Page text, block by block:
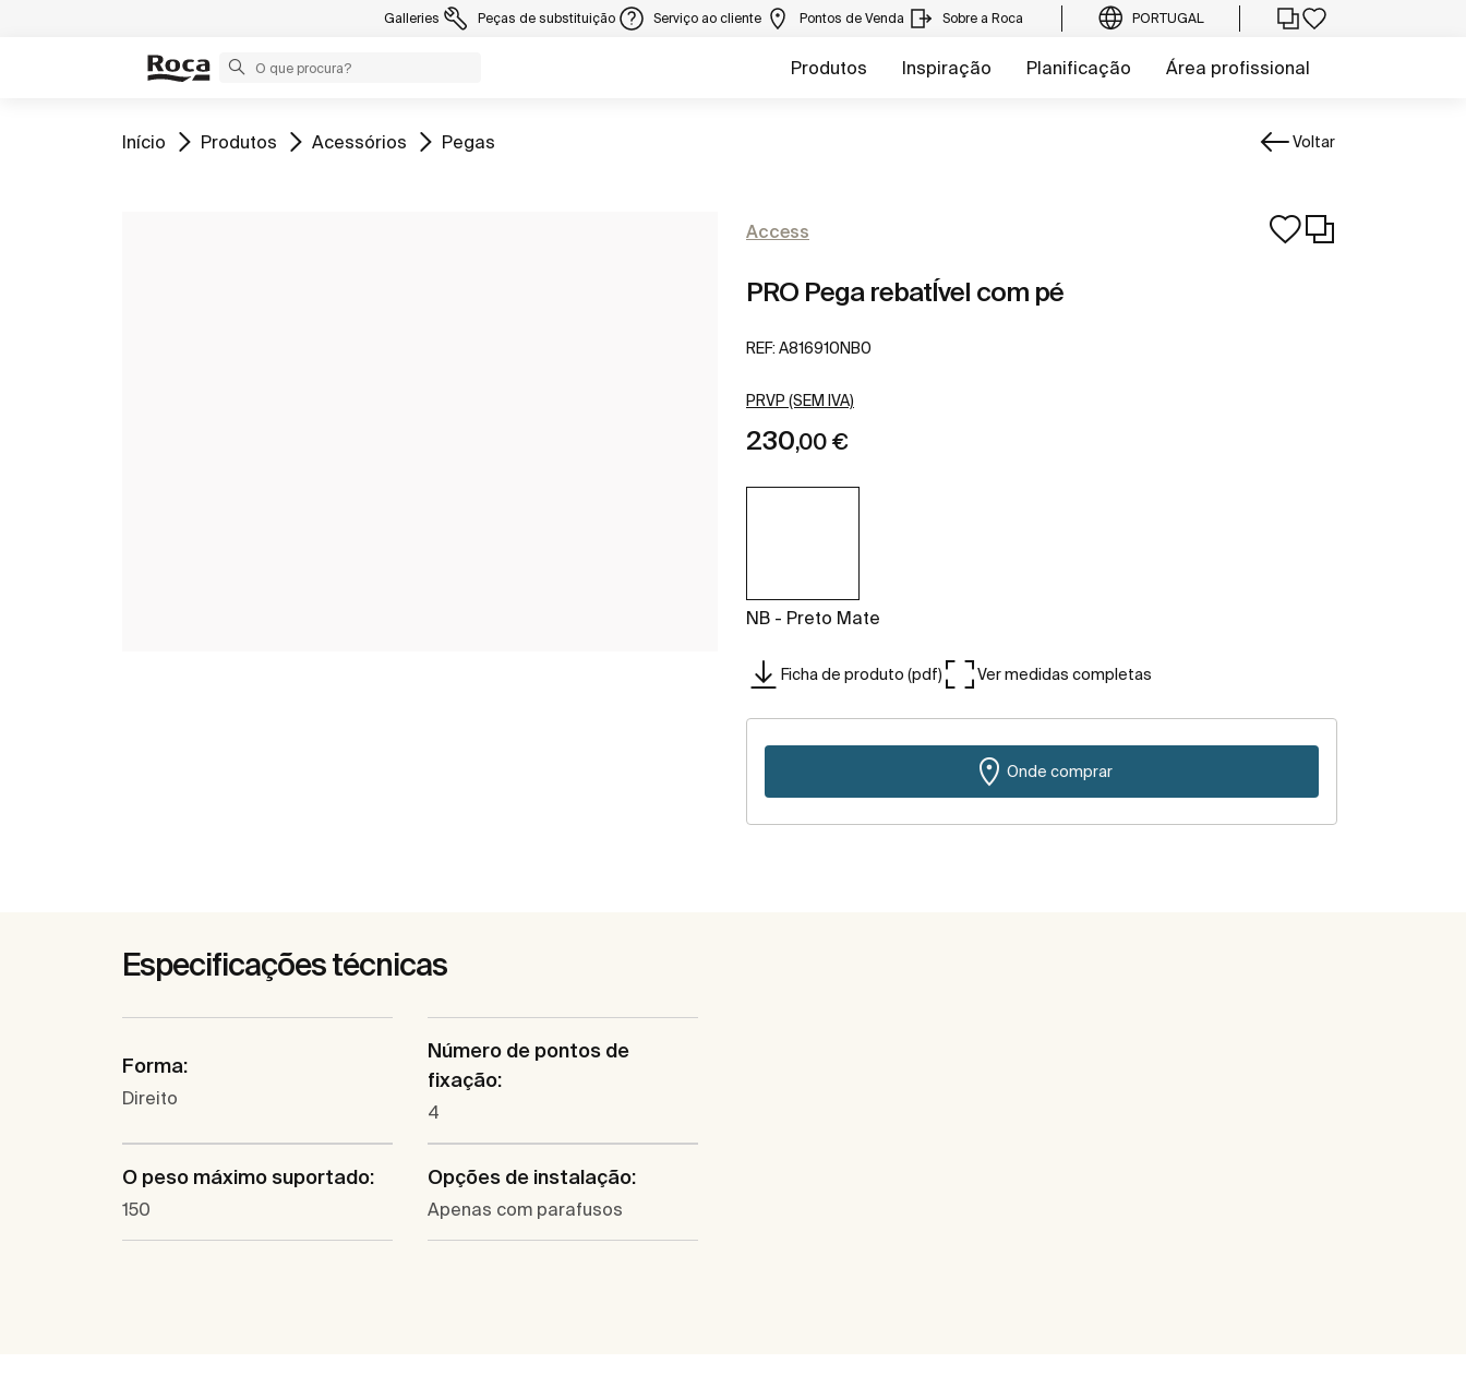
Galleries Peças de substituição Serviço ao cliente Pontos de Venda Sobre a Roca PORTUGAL
Produtos Inspiração Planificação Área profissional
Ir para
Início Ir para
Produtos Ir para
Acessórios Ir para
Pegas Voltar
Access
PRO Pega rebatÍvel com pé
REF: A816910NB0
PRVP (SEM IVA)
230,00 €
NB - Preto Mate
Ficha de produto (pdf) Ver medidas completas
Onde comprar
Especificações técnicas
Forma:
Direito
Número de pontos de
fixação:
4
O peso máximo suportado:
150
Opções de instalação:
Apenas com parafusos